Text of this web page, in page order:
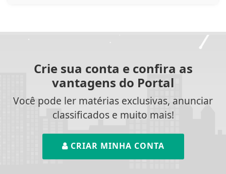
Crie sua conta e confira as
vantagens do Portal
Você pode ler matérias exclusivas, anunciar
classificados e muito mais!
CRIAR MINHA CONTA